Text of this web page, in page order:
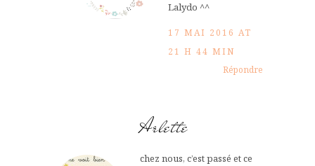
Lalydo ^^
17 MAI 2016 AT
21 H 44 MIN
Répondre
Arlette
chez nous, c’est passé et ce